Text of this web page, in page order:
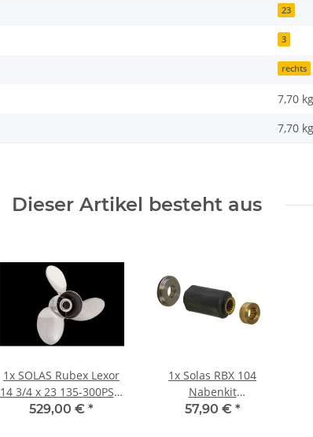
23
3
rechts
7,70 kg
7,70 kg
Dieser Artikel besteht aus
1x SOLAS Rubex Lexor
14 3/4 x 23 135-300PS(4
3/4" Getriebe) Edelstahl
529,00 € *
1x Solas RBX 104
Nabenkit
Evinrude/Johnson /
57,90 € *